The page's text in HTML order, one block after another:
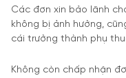
Các đơn xin bảo lãnh
không bị ảnh hưởng,
cái trưởng thành phụ
Không còn chấp nhận